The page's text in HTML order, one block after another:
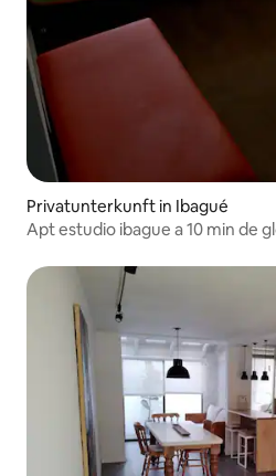
Privatunterkunft in Ibagué
Apt estudio ibague a